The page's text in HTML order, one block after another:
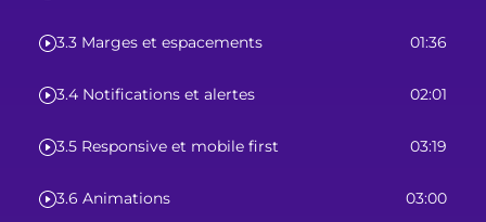
3.3 Marges et espacements 01:36
3.4 Notifications et alertes 02:01
3.5 Responsive et mobile first 03:19
3.6 Animations 03:00